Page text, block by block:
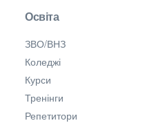
Освіта
ЗВО/ВНЗ
Коледжі
Курси
Тренінги
Репетитори